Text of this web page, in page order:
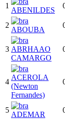
1
ABENILDES
2
ABOUBA
3 ABRHAAO
CAMARGO
4
ACEROLA
(Newton
Fernandes)
5
ADEMAR